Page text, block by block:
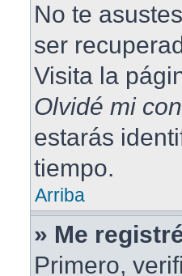
No te
ser
Visita la
Olvidé mi
estarás
tiempo.
Arriba
» Me
Primero,